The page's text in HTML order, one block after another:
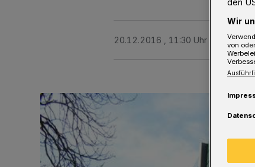
20.12.2016 , 11:30 Uhr Eine
den
Wir
von